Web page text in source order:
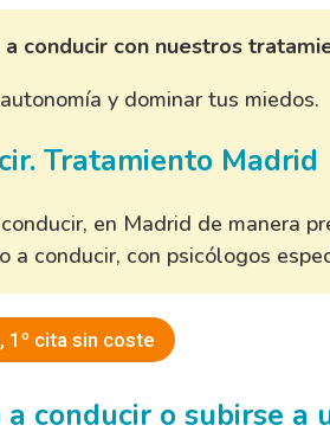
conducir con nuestros
y dominar tus miedos.
Tratamiento Madrid
en Madrid de manera
conducir, con psicólogos
1º cita sin coste
conducir o subirse a